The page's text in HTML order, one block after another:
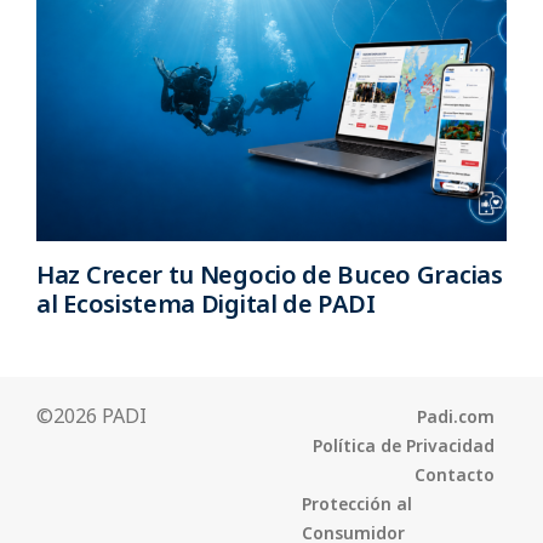
Haz Crecer tu Negocio de Buceo Gracias
al Ecosistema Digital de PADI
©2026 PADI
Padi.com
Política de Privacidad
Contacto
Protección al
Consumidor